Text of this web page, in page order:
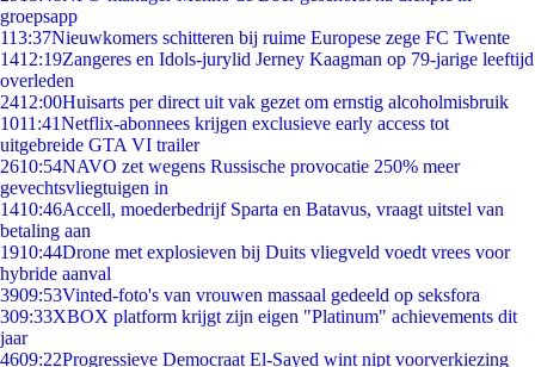
groepsapp
113:37Nieuwkomers schitteren bij ruime Europese zege FC Twente
1412:19Zangeres en Idols-jurylid Jerney Kaagman op 79-jarige leeftijd
overleden
2412:00Huisarts per direct uit vak gezet om ernstig alcoholmisbruik
1011:41Netflix-abonnees krijgen exclusieve early access tot
uitgebreide GTA VI trailer
2610:54NAVO zet wegens Russische provocatie 250% meer
gevechtsvliegtuigen in
1410:46Accell, moederbedrijf Sparta en Batavus, vraagt uitstel van
betaling aan
1910:44Drone met explosieven bij Duits vliegveld voedt vrees voor
hybride aanval
3909:53Vinted-foto's van vrouwen massaal gedeeld op seksfora
309:33XBOX platform krijgt zijn eigen "Platinum" achievements dit
jaar
4609:22Progressieve Democraat El-Sayed wint nipt voorverkiezing